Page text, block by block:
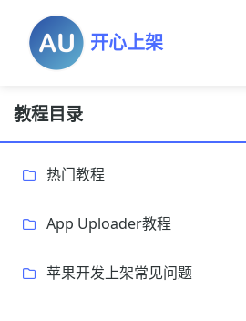
开心上架
教程目录
热门教程
App Uploader教程
苹果开发上架常见问题